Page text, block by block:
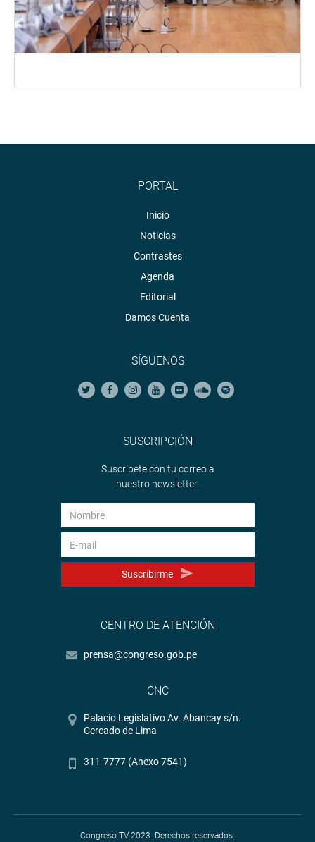
PORTAL
Inicio
Noticias
Contrastes
Agenda
Editorial
Damos Cuenta
SÍGUENOS
SUSCRIPCIÓN
Suscríbete con tu correo a
nuestro newsletter.
Suscribirme
CENTRO DE ATENCIÓN
prensa@congreso.gob.pe
CNC
Palacio Legislativo Av. Abancay s/n.
Cercado de Lima
311-7777 (Anexo 7541)
Congreso TV 2023. Derechos reservados.